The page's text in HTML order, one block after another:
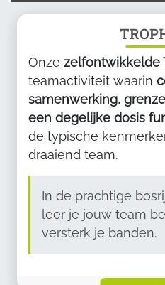
Onze zelfontwikkelde
teamactiviteit waarin
samenwerking,
een degelijke dosis
de typische
draaiend team.
In de prachtige
leer je jouw team
versterk je banden.